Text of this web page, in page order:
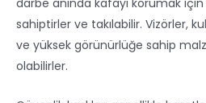
darbe anında kafayı korumak
sahiptirler ve takılabilir. Vizörler,
ve yüksek görünürlüğe sahip
olabilirler.